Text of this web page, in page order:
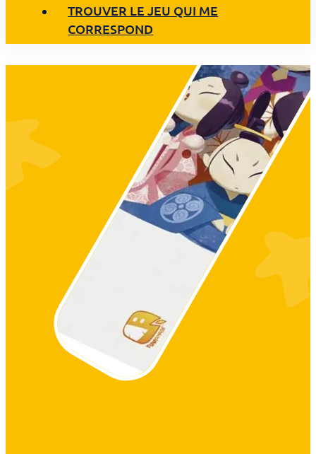
TROUVER LE JEU QUI ME
CORRESPOND